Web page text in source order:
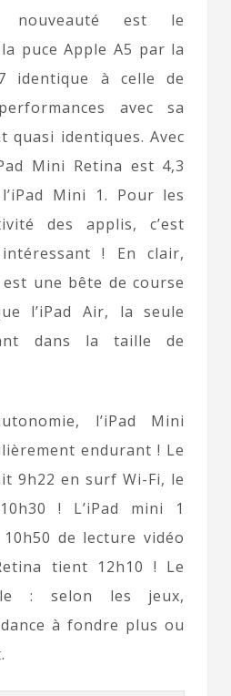
nouveauté est le
puce Apple A5 par la
identique à celle de
avec sa
quasi identiques. Avec
Mini Retina est 4,3
Mini 1. Pour les
des applis, c’est
! En clair,
est une bête de course
l’iPad Air, la seule
dans la taille de
l’iPad Mini
endurant ! Le
9h22 en surf Wi-Fi, le
! L’iPad mini 1
de lecture vidéo
tient 12h10 ! Le
: selon les jeux,
à fondre plus ou